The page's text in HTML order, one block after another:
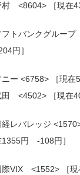
村 <8604> ［現在
フトバンクグルー
円］
ニー <6758> ［現
田 <4502> ［現在
経レバレッジ
1355円 -108円］
際VIX <1552> ［